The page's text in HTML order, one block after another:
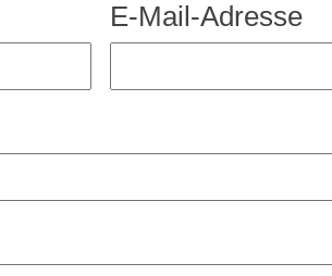
E-Mail-Adresse